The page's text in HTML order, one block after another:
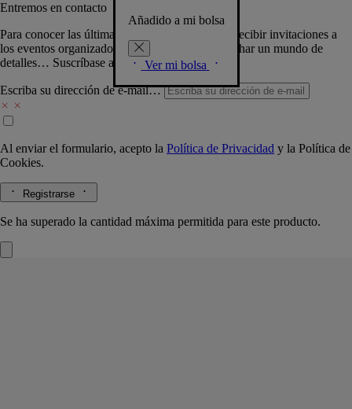
Añadido a mi bolsa
Ver mi bolsa
Entremos en contacto
Para conocer las últimas creaciones de la Casa, recibir invitaciones a
los eventos organizados por Diptyque y aprovechar un mundo de
detalles… Suscríbase a nuestra newsletter.
Escriba su dirección de e-mail…
Al enviar el formulario, acepto la Política de Privacidad y la Política de
Cookies.
Registrarse
Se ha superado la cantidad máxima permitida para este producto.